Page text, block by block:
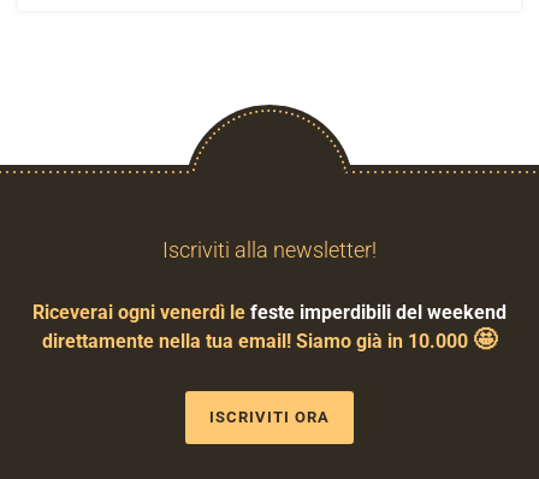
Iscriviti alla newsletter!
Riceverai ogni venerdì le feste imperdibili del weekend
direttamente nella tua email! Siamo già in 10.000 🤩
ISCRIVITI ORA